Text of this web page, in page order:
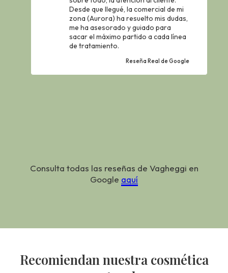
Desde que llegué, la comercial de mi
zona (Aurora) ha resuelto mis dudas,
me ha asesorado y guiado para
sacar el máximo partido a cada línea
de tratamiento.
Reseña Real de Google
Consulta todas las reseñas de Vagheggi en
Google aquí
Recomiendan nuestra cosmética